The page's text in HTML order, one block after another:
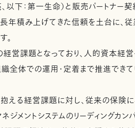
下：第一生命）と販売パートナー
年積み上げてきた信頼を土台に、従
。
営課題となっており、人的資本経
織全体での運用・定着まで推進でき
える経営課題に対し、従来の保険に
ジメントシステムのリーディングカン